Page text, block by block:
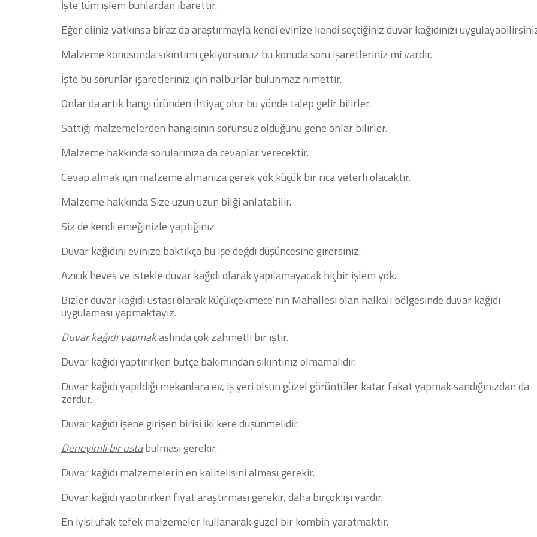
İşte tüm işlem bunlardan ibarettir.
Eğer eliniz yatkınsa biraz da araştırmayla kendi evinize kendi seçtiğiniz duvar kağıdınızı
Malzeme konusunda sıkıntımı çekiyorsunuz bu konuda soru işaretleriniz mi vardır.
İşte bu sorunlar işaretleriniz için nalburlar bulunmaz nimettir.
Onlar da artık hangi üründen ihtiyaç olur bu yönde talep gelir bilirler.
Sattığı malzemelerden hangisinin sorunsuz olduğunu gene onlar bilirler.
Malzeme hakkında sorularınıza da cevaplar verecektir.
Cevap almak için malzeme almanıza gerek yok küçük bir rica yeterli olacaktır.
Malzeme hakkında Size uzun uzun bilği anlatabilir.
Siz de kendi emeğinizle yaptığınız
Duvar kağıdını evinize baktıkça bu işe değdi düşüncesine girersiniz.
Azıcık heves ve istekle duvar kağıdı olarak yapılamayacak hiçbir işlem yok.
Bizler duvar kağıdı ustası olarak küçükçekmece’nin Mahallesi olan halkalı bölgesinde duvar kağıdı
uygulaması yapmaktayız.
Duvar kağıdı yapmakaslında çok zahmetli bir iştir.
Duvar kağıdı yaptırırken bütçe bakımından sıkıntınız olmamalıdır.
Duvar kağıdı yapıldığı mekanlara ev, iş yeri olsun güzel görüntüler katar fakat yapmak sandığınızdan da
zordur.
Duvar kağıdı işene girişen birisi iki kere düşünmelidir.
Deneyimli bir ustabulması gerekir.
Duvar kağıdı malzemelerin en kalitelisini alması gerekir.
Duvar kağıdı yaptırırken fiyat araştırması gerekir, daha birçok işi vardır.
En iyisi ufak tefek malzemeler kullanarak güzel bir kombin yaratmaktır.